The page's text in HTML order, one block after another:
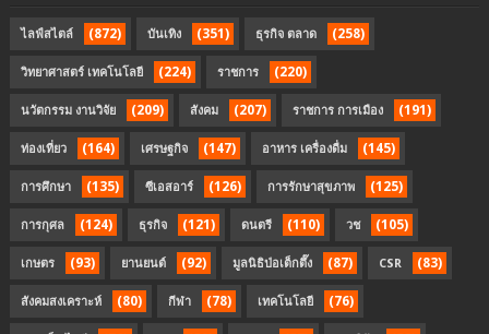
ไลฟ์สไตล์ (872) บันเทิง (351) ธุรกิจ ตลาด (258)
วิทยาศาสตร์ เทคโนโลยี (224) ราชการ (220)
นวัตกรรม งานวิจัย (209) สังคม (207) ราชการ การเมือง (191)
ท่องเที่ยว (164) เศรษฐกิจ (147) อาหาร เครื่องดื่ม (145)
การศึกษา (135) ซีเอสอาร์ (126) การรักษาสุขภาพ (125)
การกุศล (124) ธุรกิจ (121) ดนตรี (110) วช (105)
เกษตร (93) ยานยนต์ (92) มูลนิธิป่อเต็กตึ๊ง (87) CSR (83)
สังคมสงเคราะห์ (80) กีฬา (78) เทคโนโลยี (76)